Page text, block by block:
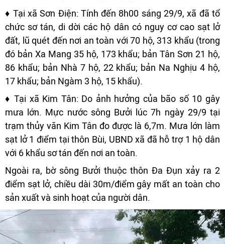
♦ Tại xã Sơn Điện: Tính đến 8h00 sáng 29/9, xã đã tổ
chức sơ tán, di dời các hộ dân có nguy cơ cao sạt lở
đất, lũ quét đến nơi an toàn với 70 hộ, 313 khẩu (trong
đó bản Xa Mang 35 hộ, 173 khẩu; bản Tân Sơn 21 hộ,
86 khẩu; bản Nhà 7 hộ, 22 khẩu; bản Na Nghịu 4 hộ,
17 khẩu; bản Ngàm 3 hộ, 15 khẩu).
♦ Tại xã Kim Tân: Do ảnh hưởng của bão số 10 gây
mưa lớn. Mực nước sông Bưởi lúc 7h ngày 29/9 tại
trạm thủy văn Kim Tân đo được là 6,7m. Mưa lớn làm
sạt lở 1 điểm tại thôn Bùi, UBND xã đã hỗ trợ 1 hộ dân
với 6 khẩu sơ tán đến nơi an toàn.
Ngoài ra, bờ sông Bưởi thuộc thôn Đa Đụn xảy ra 2
điểm sạt lở, chiều dài 30m/điểm gây mất an toàn cho
sản xuất và sinh hoạt của người dân.